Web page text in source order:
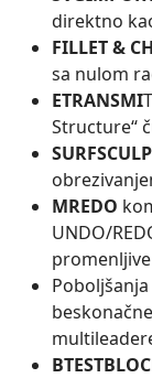
direktno
FILLET &
sa nulom
ETRANSMI
Structure“
MREDO
UNDO/
promenljive
Poboljšanja